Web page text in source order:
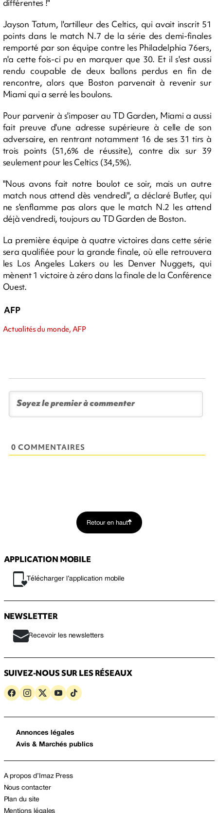
différentes !"
Jayson Tatum, l'artilleur des Celtics, qui avait inscrit 51
points dans le match N.7 de la série des demi-finales
remporté par son équipe contre les Philadelphia 76ers,
n'a cette fois-ci pu en marquer que 30. Et il s'est aussi
rendu coupable de deux ballons perdus en fin de
rencontre, alors que Boston parvenait à revenir sur
Miami qui a serré les boulons.
Pour parvenir à s'imposer au TD Garden, Miami a aussi
fait preuve d'une adresse supérieure à celle de son
adversaire, en rentrant notamment 16 de ses 31 tirs à
trois points (51,6% de réussite), contre dix sur 39
seulement pour les Celtics (34,5%).
"Nous avons fait notre boulot ce soir, mais un autre
match nous attend dès vendredi", a déclaré Butler, qui
ne s'enflamme pas alors que le match N.2 les attend
déjà vendredi, toujours au TD Garden de Boston.
La première équipe à quatre victoires dans cette série
sera qualifiée pour la grande finale, où elle retrouvera
les Los Angeles Lakers ou les Denver Nuggets, qui
mènent 1 victoire à zéro dans la finale de la Conférence
Ouest.
AFP
Actualités du monde, AFP
0 COMMENTAIRES
Retour en haut
APPLICATION MOBILE
Télécharger l’application mobile
NEWSLETTER
Recevoir les newsletters
SUIVEZ-NOUS SUR LES RÉSEAUX
Annonces légales
Avis & Marchés publics
A propos d’Imaz Press
Nous contacter
Plan du site
Mentions légales